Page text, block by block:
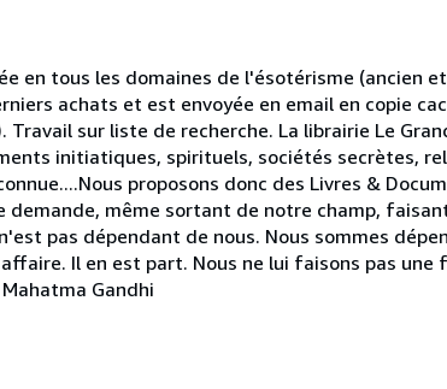
en tous les domaines de l'ésotérisme (ancien
achats et est envoyée en email en copie
sur liste de recherche. La librairie Le
initiatiques, spirituels, sociétés secrètes,
proposons donc des Livres &
même sortant de notre champ,
pas dépendant de nous. Nous sommes
Il en est part. Nous ne lui faisons pas
Gandhi